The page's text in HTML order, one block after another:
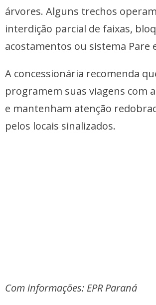
árvores. Alguns trechos
interdição parcial de faixas,
acostamentos ou sistema Pare
A concessionária recomenda
programem suas viagens com
e mantenham atenção
pelos locais sinalizados.
Com informações: EPR Paraná